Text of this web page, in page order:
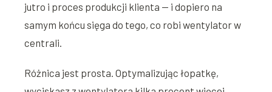
jutro i proces produkcji klienta — i dopiero na
samym końcu sięga do tego, co robi wentylator w
centrali.
Różnica jest prosta. Optymalizując łopatkę,